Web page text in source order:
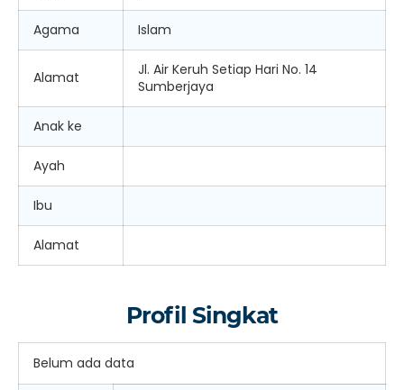
Agama Islam
Alamat
Jl. Air Keruh Setiap Hari No. 14
Sumberjaya
Anak ke
Ayah
Ibu
Alamat
Profil Singkat
Belum ada data